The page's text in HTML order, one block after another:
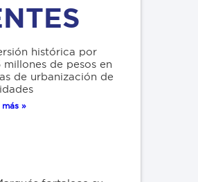
histórica por
millones de pesos en
de urbanización de
más »